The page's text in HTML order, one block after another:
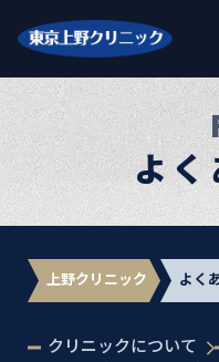
よ
上野クリニック よく
クリニックについて